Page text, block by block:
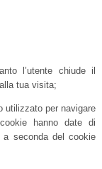
l’utente chiude il
tua visita;
utilizzato per navigare
hanno date di
seconda del cookie